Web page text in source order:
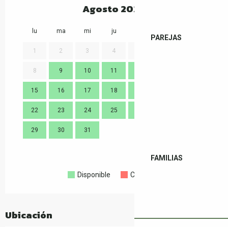
PAREJAS
FAMILIAS
Agosto 2026
lu ma mi ju
1 2 3 4
8 9 10 11
15 16 17 18
22 23 24 25
29 30 31
Disponible Completo
Ubicación